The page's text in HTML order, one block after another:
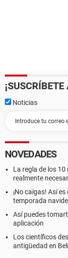
Noticias
NOVEDADES
La regla de los
realmente
¡No caigas! Así
temporada
Así puedes
aplicación
Los científicos
antigüedad en